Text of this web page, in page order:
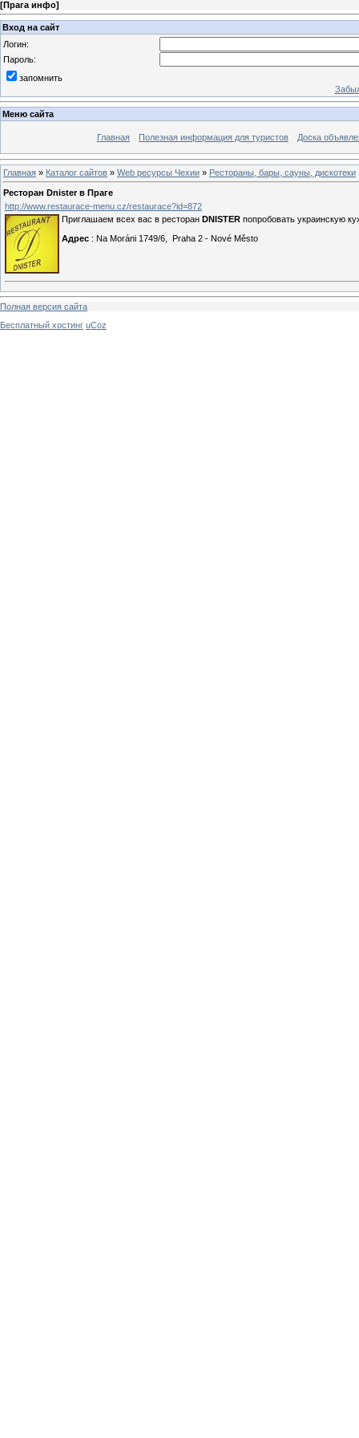
[Прага инфо]
Вход на сайт
Логин:
Пароль:
запомнить
Меню сайта
Главная Полезная информация для туристов Доска
Главная » Каталог сайтов » Web ресурсы Чехии » Рестораны, бары, сауны, дискотеки
Ресторан Dnister в Праге
http://www.restaurace-menu.cz/restaurace?id=872
Приглашаем всех вас в ресторан DNISTER попробовать украинскую
Адрес : Na Moráni 1749/6, Praha 2 - Nové Město
Полная версия сайта
Бесплатный хостинг uCoz